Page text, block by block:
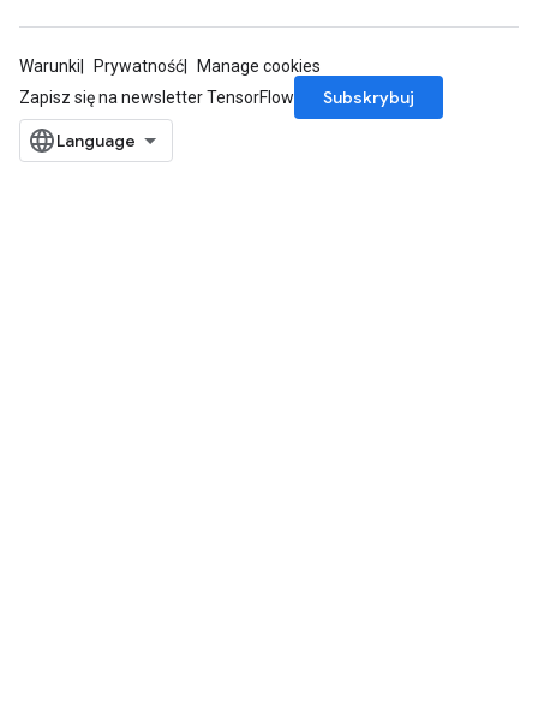
Warunki Prywatność
Manage cookies
Zapisz się na newsletter TensorFlow
Subskrybuj